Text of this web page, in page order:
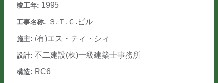
1995
Ｓ.Ｔ.Ｃ.ビル
(有)エス・ティ・シィ
不二建設(株)一級建築士事務所
RC6